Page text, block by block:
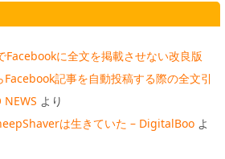
Facebookに全文を掲載させない改良版
Facebook記事を自動投稿する際の全文引
NEWS より
は生きていた – DigitalBoo よ